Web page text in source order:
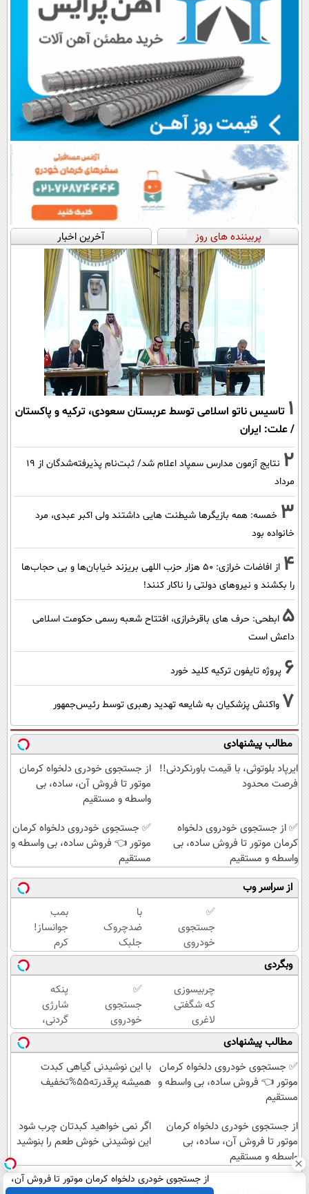
پربیننده های روز آخرین اخبار
1 تاسیس ناتو اسلامی توسط عربستان سعودی، ترکیه و پاکستان
/ علت: ایران
2
نتایج آزمون مدارس سمپاد اعلام شد/ ثبت‌نام پذیرفته‌شدگان از ۱۹
مرداد
3 خمسه: همه بازیگرها شیطنت هایی داشتند ولی اکبر عبدی، مرد
خانواده بود
4
از افاضات خرازی: ۵۰ هزار حزب اللهی بریزند خیابان‌ها و بی حجاب‌ها
را بکشند و نیرو‌های دولتی را ناکار کنند!
5 ابطحی: حرف های باقرخرازی، افتتاح شعبه رسمی حکومت اسلامی
داعش است
6 پروژه تایفون ترکیه کلید خورد
7 واکنش پزشکیان به شایعه تهدید رهبری توسط رئیس‌جمهور
مطالب پیشنهادی
ایرپاد بلوتوثی، با قیمت باورنکردنی!!
فرصت محدود
از جستجوی خودری دلخواه کرمان
موتور تا فروش آن، ساده، بی
واسطه و مستقیم
✅ از جستجوی خودروی دلخواه
کرمان موتور تا فروش ساده، بی
واسطه و مستقیم
✅ جستجوی خودروی دلخواه کرمان
موتور 👈 فروش ساده، بی واسطه و
مستقیم
از سراسر وب
✅
جستجوی
خودروی
دلخواه
کرمان
موتور 👈
فروش
ساده، بی
واسطه و
مستقیم
با
ضدچروک
جلبک
اسپیرولینا
جوان شو!
خرید با
تخفیف
ویژه
بمب
جوانساز!
کرم
بوتاکس
جلبک
اسپیرولینا50%تخفیف
وبگردی
چربیسوزی
که شگفتی
لاغری
آسان را
رقم زد!
✅
جستجوی
خودروی
دلخواه
کرمان
موتور 👈
فروش
مستقیم
پنکه
شارژی
گردنی،
با
قیمت
باور
نکردنی!
مطالب پیشنهادی
✅ جستجوی خودروی دلخواه کرمان
موتور 👈 فروش ساده، بی واسطه و
مستقیم
با این نوشیدنی گیاهی کبدت
همیشه پرقدرته55%تخفیف
از جستجوی خودری دلخواه کرمان
موتور تا فروش آن، ساده، بی
واسطه و مستقیم
اگر نمی خواهید کبدتان چرب شود
این نوشیدنی خوش طعم را بنوشید
از جستجوی خودری دلخواه کرمان موتور تا فروش آن،